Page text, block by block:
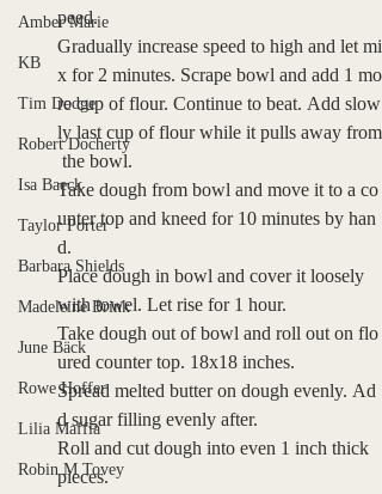
Amber Marie
KB
Tim Dodge
Robert Docherty
Isa Baeck
Taylor Porter
Barbara Shields
Madeleine Brink
June Bäck
Rowe Hoffer
Lilia Maffia
Robin M Tovey
peed.
Gradually increase speed to high and let mi
x for 2 minutes. Scrape bowl and add 1 mo
re cup of flour. Continue to beat. Add slow
ly last cup of flour while it pulls away from
the bowl.
Take dough from bowl and move it to a co
unter top and kneed for 10 minutes by han
d.
Place dough in bowl and cover it loosely
with towel. Let rise for 1 hour.
Take dough out of bowl and roll out on flo
ured counter top. 18x18 inches.
Spread melted butter on dough evenly. Ad
d sugar filling evenly after.
Roll and cut dough into even 1 inch thick
pieces.